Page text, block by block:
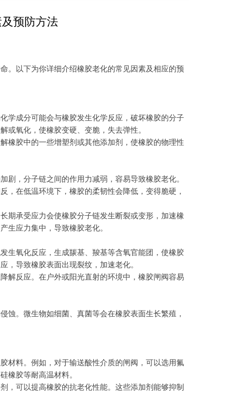
预防方法
。以下为你详细介绍橡胶老化的常见因素及相应的预
学成分可能会与橡胶发生化学反应，破坏橡胶的分子
或氧化，使橡胶变硬、变脆，失去弹性。
橡胶中的一些增塑剂或其他添加剂，使橡胶的物理性
，分子链之间的作用力减弱，容易导致橡胶老化。
，在低温环境下，橡胶的柔韧性会降低，变得脆硬，
期承受应力会使橡胶分子链发生断裂或变形，加速橡
生应力集中，导致橡胶老化。
生氧化反应，生成羰基、羧基等含氧官能团，使橡胶
，导致橡胶表面出现裂纹，加速老化。
解反应。在户外或阳光直射的环境中，橡胶闸阀容易
蚀。微生物如细菌、真菌等会在橡胶表面生长繁殖，
材料。例如，对于输送酸性介质的闸阀，可以选用氟
橡胶等耐高温材料。
，可以提高橡胶的抗老化性能。这些添加剂能够抑制